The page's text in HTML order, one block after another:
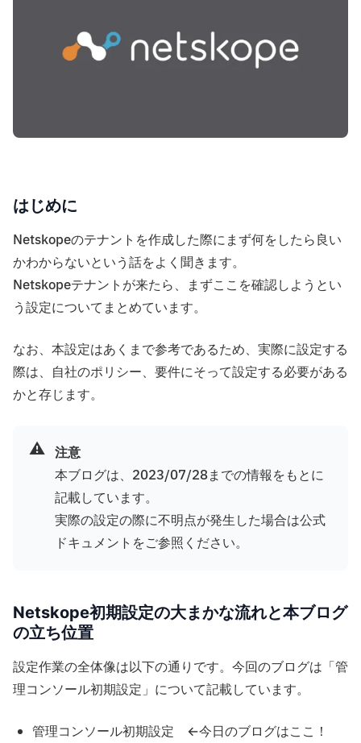
はじめに
Netskopeのテナントを作成した際にまず何をしたら良い
かわからないという話をよく聞きます。
Netskopeテナントが来たら、まずここを確認しようとい
う設定についてまとめています。
なお、本設定はあくまで参考であるため、実際に設定する
際は、自社のポリシー、要件にそって設定する必要がある
かと存じます。
⚠️ 注意
本ブログは、2023/07/28までの情報をもとに
記載しています。
実際の設定の際に不明点が発生した場合は公式
ドキュメントをご参照ください。
Netskope初期設定の大まかな流れと本ブログ
の立ち位置
設定作業の全体像は以下の通りです。今回のブログは「管
理コンソール初期設定」について記載しています。
管理コンソール初期設定 ←今日のブログはここ！